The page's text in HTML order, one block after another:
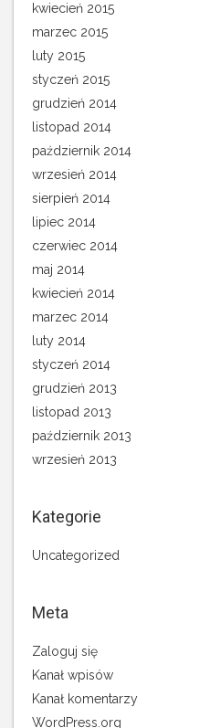
kwiecień 2015
marzec 2015
luty 2015
styczeń 2015
grudzień 2014
listopad 2014
październik 2014
wrzesień 2014
sierpień 2014
lipiec 2014
czerwiec 2014
maj 2014
kwiecień 2014
marzec 2014
luty 2014
styczeń 2014
grudzień 2013
listopad 2013
październik 2013
wrzesień 2013
Kategorie
Uncategorized
Meta
Zaloguj się
Kanał wpisów
Kanał komentarzy
WordPress.org